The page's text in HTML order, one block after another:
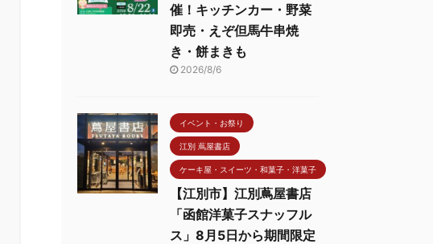
催！キッチンカー・野菜
即売・えぞ但馬牛串焼
き・餅まきも
2026/8/6
イベント・お祭り
江別 蔦屋書店
ケーキ屋・スイーツ・和菓子・洋菓子
【江別市】江別蔦屋書店
「函館洋菓子スナッフル
ス」8月5日から期間限定